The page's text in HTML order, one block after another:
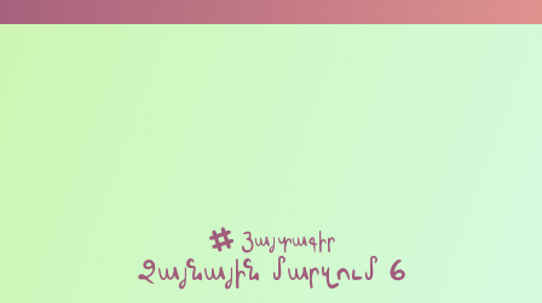
Յայտագիր
Ձայնային մարզում 6